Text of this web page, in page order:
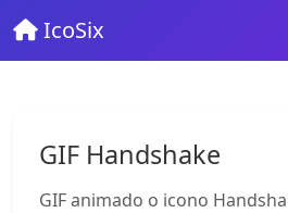
IcoSix
GIF Handshake
GIF animado o icono